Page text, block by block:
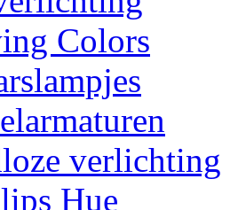
Colors
verlichting
Hue